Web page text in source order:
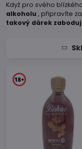
Když pro svého
alkoholu , připravíte
takový dárek